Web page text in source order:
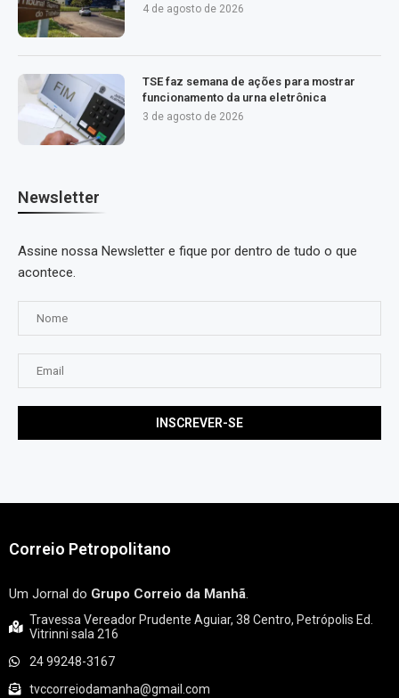
4 de agosto de 2026
TSE faz semana de ações para mostrar
funcionamento da urna eletrônica
3 de agosto de 2026
Newsletter
Assine nossa Newsletter e fique por dentro de tudo o que
acontece.
Correio Petropolitano
Um Jornal do Grupo Correio da Manhã.
Travessa Vereador Prudente Aguiar, 38 Centro, Petrópolis Ed.
Vitrinni sala 216
24 99248-3167
tvccorreiodamanha@gmail.com